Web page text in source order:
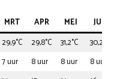
MRT APR MEI
JUN
29,9°C 29,8°C 31,2°C 30,2°C
7 uur 8 uur 8 uur 8 uur